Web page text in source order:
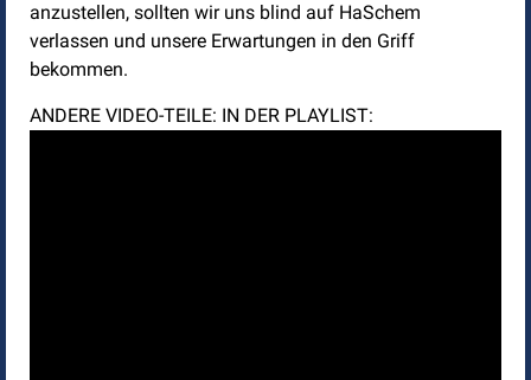
anzustellen, sollten wir uns blind auf HaSchem
verlassen und unsere Erwartungen in den Griff
bekommen.
ANDERE VIDEO-TEILE: IN DER PLAYLIST: